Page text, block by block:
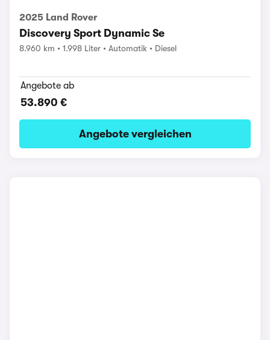
2025 Land Rover
Discovery Sport Dynamic Se
8.960 km 1.998 Liter Automatik Diesel
Angebote ab
53.890 €
Angebote vergleichen